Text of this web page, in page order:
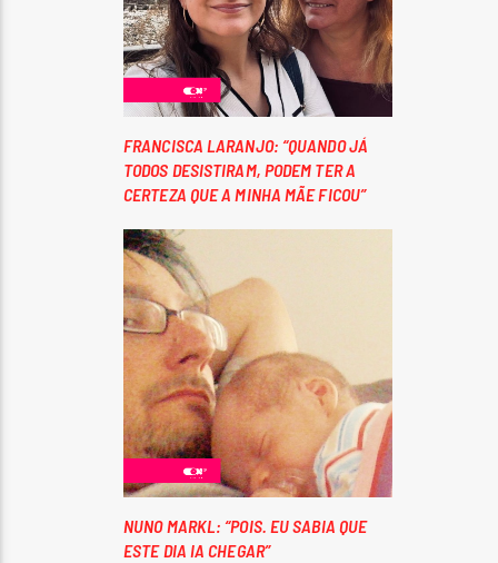
FRANCISCA LARANJO: “QUANDO JÁ
TODOS DESISTIRAM, PODEM TER A
CERTEZA QUE A MINHA MÃE FICOU”
NUNO MARKL: “POIS. EU SABIA QUE
ESTE DIA IA CHEGAR”